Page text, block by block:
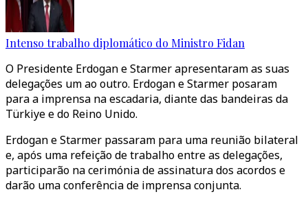
Intenso trabalho diplomático do Ministro Fidan
O Presidente Erdogan e Starmer apresentaram as suas
delegações um ao outro. Erdogan e Starmer posaram
para a imprensa na escadaria, diante das bandeiras da
Türkiye e do Reino Unido.
Erdogan e Starmer passaram para uma reunião bilateral
e, após uma refeição de trabalho entre as delegações,
participarão na cerimónia de assinatura dos acordos e
darão uma conferência de imprensa conjunta.